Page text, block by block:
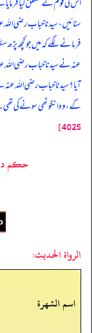
سنائیں، سیدنا خباب رضی
فرمانے لگے کہ میں جو کچھ پڑھ
عنہ نے سیدنا خباب رضی اللہ
آیا؟ سیدنا خباب رضی اللہ
گے، وہ انگوٹھی سونے کی
4025]
حکم
الرواة الحديث:
اسم الشهرة